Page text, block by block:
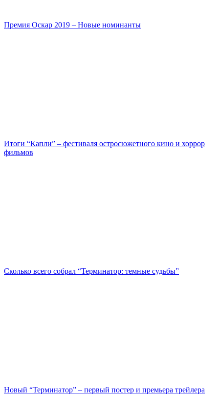
Премия Оскар 2019 – Новые номинанты
Итоги “Капли” – фестиваля остросюжетного кино и хоррор
фильмов
Сколько всего собрал “Терминатор: темные судьбы”
Новый “Терминатор” – первый постер и премьера трейлера